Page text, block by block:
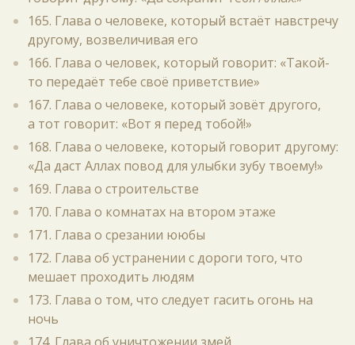
165. Глава о человеке, который встаёт навстречу
другому, возвеличивая его
166. Глава о человек, который говорит: «Такой-
то передаёт тебе своё приветствие»
167. Глава о человеке, который зовёт другого,
а тот говорит: «Вот я перед тобой!»
168. Глава о человеке, который говорит другому:
«Да даст Аллах повод для улыбки зубу твоему!»
169. Глава о строительстве
170. Глава о комнатах на втором этаже
171. Глава о срезании ююбы
172. Глава об устранении с дороги того, что
мешает проходить людям
173. Глава о том, что следует гасить огонь на
ночь